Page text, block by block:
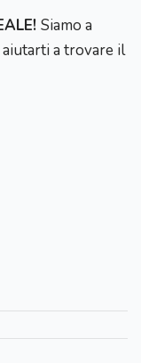
Siamo a
a trovare il